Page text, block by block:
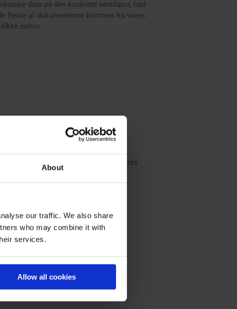
About
our traffic. We also share
who may combine it with
services.
Allow all cookies
data på den konkrete ventilator, fuld
fleste af dokumenterne kommer fra vores
behov.
dokumentation, eller læs mere om vores